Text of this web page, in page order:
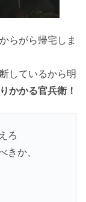
らがら帰宅しま
しているから明
かかる官兵衛！
ろ
きか、